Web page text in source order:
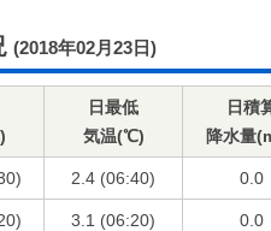
(2018年02月23日)
日最低
気温(℃)
日積
降水量
2.4 (06:40) 0.0
3.1 (06:20) 0.0